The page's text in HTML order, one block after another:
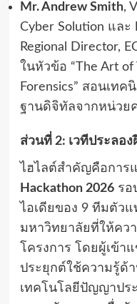
Mr. Andrew Smith,
Cyber Solution และ
Regional Director,
ในหัวข้อ “The Art
Forensics” สอนเท
ฐานดิจิทัลจากหน่วย
ส่วนที่ 2: เวทีประลอ
ไฮไลต์สำคัญคือการ
Hackathon 2026รอ
ไอเดียของ 9 ทีมตัว
มหาวิทยาลัยที่ให้คว
โครงการ โดยผู้เข้า
ประยุกต์ใช้ความรู้ด้
เทคโนโลยีปัญญาปร